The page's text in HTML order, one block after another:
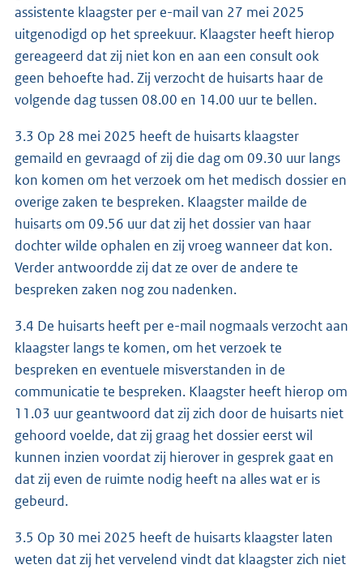
assistente klaagster per e-mail van 27 mei 2025
uitgenodigd op het spreekuur. Klaagster heeft hierop
gereageerd dat zij niet kon en aan een consult ook
geen behoefte had. Zij verzocht de huisarts haar de
volgende dag tussen 08.00 en 14.00 uur te bellen.
3.3 Op 28 mei 2025 heeft de huisarts klaagster
gemaild en gevraagd of zij die dag om 09.30 uur langs
kon komen om het verzoek om het medisch dossier en
overige zaken te bespreken. Klaagster mailde de
huisarts om 09.56 uur dat zij het dossier van haar
dochter wilde ophalen en zij vroeg wanneer dat kon.
Verder antwoordde zij dat ze over de andere te
bespreken zaken nog zou nadenken.
3.4 De huisarts heeft per e-mail nogmaals verzocht aan
klaagster langs te komen, om het verzoek te
bespreken en eventuele misverstanden in de
communicatie te bespreken. Klaagster heeft hierop om
11.03 uur geantwoord dat zij zich door de huisarts niet
gehoord voelde, dat zij graag het dossier eerst wil
kunnen inzien voordat zij hierover in gesprek gaat en
dat zij even de ruimte nodig heeft na alles wat er is
gebeurd.
3.5 Op 30 mei 2025 heeft de huisarts klaagster laten
weten dat zij het vervelend vindt dat klaagster zich niet